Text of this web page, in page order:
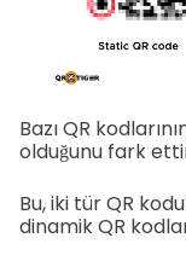
Bazı QR
olduğunu fark
Bu, iki tür QR
dinamik QR